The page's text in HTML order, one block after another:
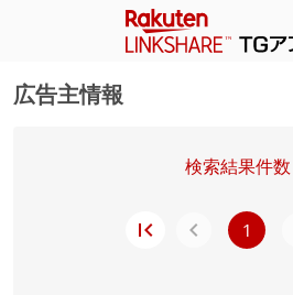
広告主情報
検索結果件数
1